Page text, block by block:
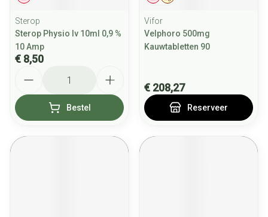
Sterop
Sterop Physio Iv 10ml 0,9 %
10 Amp
€ 8,50
Bestel
Vifor
Velphoro 500mg
Kauwtabletten 90
€ 208,27
Reserveer